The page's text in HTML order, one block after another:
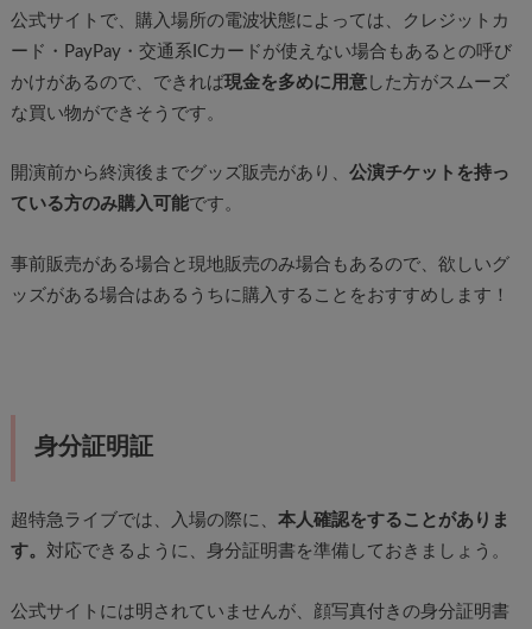
公式サイトで、購入場所の電波状態によっては、クレジットカ
ード・PayPay・交通系ICカードが使えない場合もあるとの呼び
かけがあるので、できれば現金を多めに用意した方がスムーズ
な買い物ができそうです。
開演前から終演後までグッズ販売があり、 公演チケットを持っ
ている方のみ購入可能です。
事前販売がある場合と現地販売のみ場合もあるので、欲しいグ
ッズがある場合はあるうちに購入することをおすすめします！
身分証明証
超特急ライブでは、入場の際に、 本人確認をすることがありま
す。 対応できるように、身分証明書を準備しておきましょう。
公式サイトには明されていませんが、顔写真付きの身分証明書